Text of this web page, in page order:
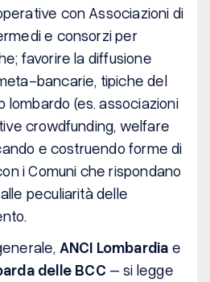
con Associazioni di
e consorzi per
favorire la diffusione
bancarie, tipiche del
lombardo (es. associazioni
crowdfunding, welfare
e costruendo forme di
i Comuni che rispondano
peculiarità delle
ANCI Lombardia e
delle BCC – si legge